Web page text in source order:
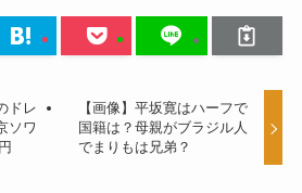
ドレ
ソワ
【画像】平坂寛はハーフで
国籍は？母親がブラジル人
でまりもは兄弟？